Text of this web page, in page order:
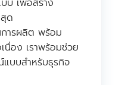
บ เพื่อสร้าง
ด
ารผลิต พร้อม
นื่อง เราพร้อมช่วย
บบสำหรับธุรกิจ